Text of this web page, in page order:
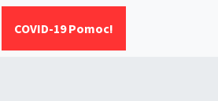
COVID-19 Pomoc!